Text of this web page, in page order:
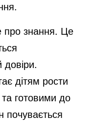
знання. Це
дітям рости
готовими до
почувається